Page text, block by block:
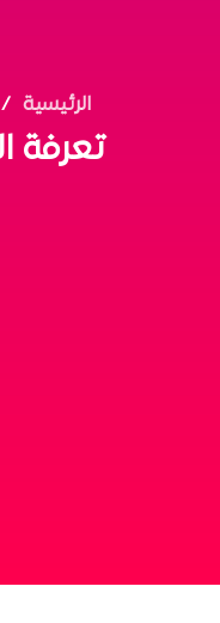
الرئيسية
تعرفة